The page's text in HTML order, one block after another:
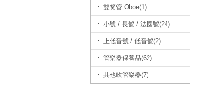
雙簧管 Oboe(1)
小號 / 長號 / 法國號(24)
上低音號 / 低音號(2)
管樂器保養品(62)
其他吹管樂器(7)